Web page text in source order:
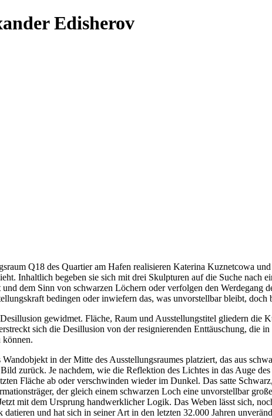
Edisherov
Q18 des Quartier am Hafen realisieren Katerina Kuznetcowa
Inhaltlich begeben sie sich mit drei Skulpturen auf die Suche nach
dem Sinn von schwarzen Löchern oder verfolgen den Werdegang
bedingen oder inwiefern das, was unvorstellbar bleibt,
gewidmet. Fläche, Raum und Ausstellungstitel gliedern
sich die Desillusion von der resignierenden Enttäuschung, die
können.
in der Mitte des Ausstellungsraumes platziert, das aus
zurück. Je nachdem, wie die Reflektion des Lichtes in das Auge
Fläche ab oder verschwinden wieder im Dunkel. Das satte
der gleich einem schwarzen Loch eine unvorstellbar
mit dem Ursprung handwerklicher Logik. Das Weben lässt sich,
und hat sich in seiner Art in den letzten 32.000 Jahren